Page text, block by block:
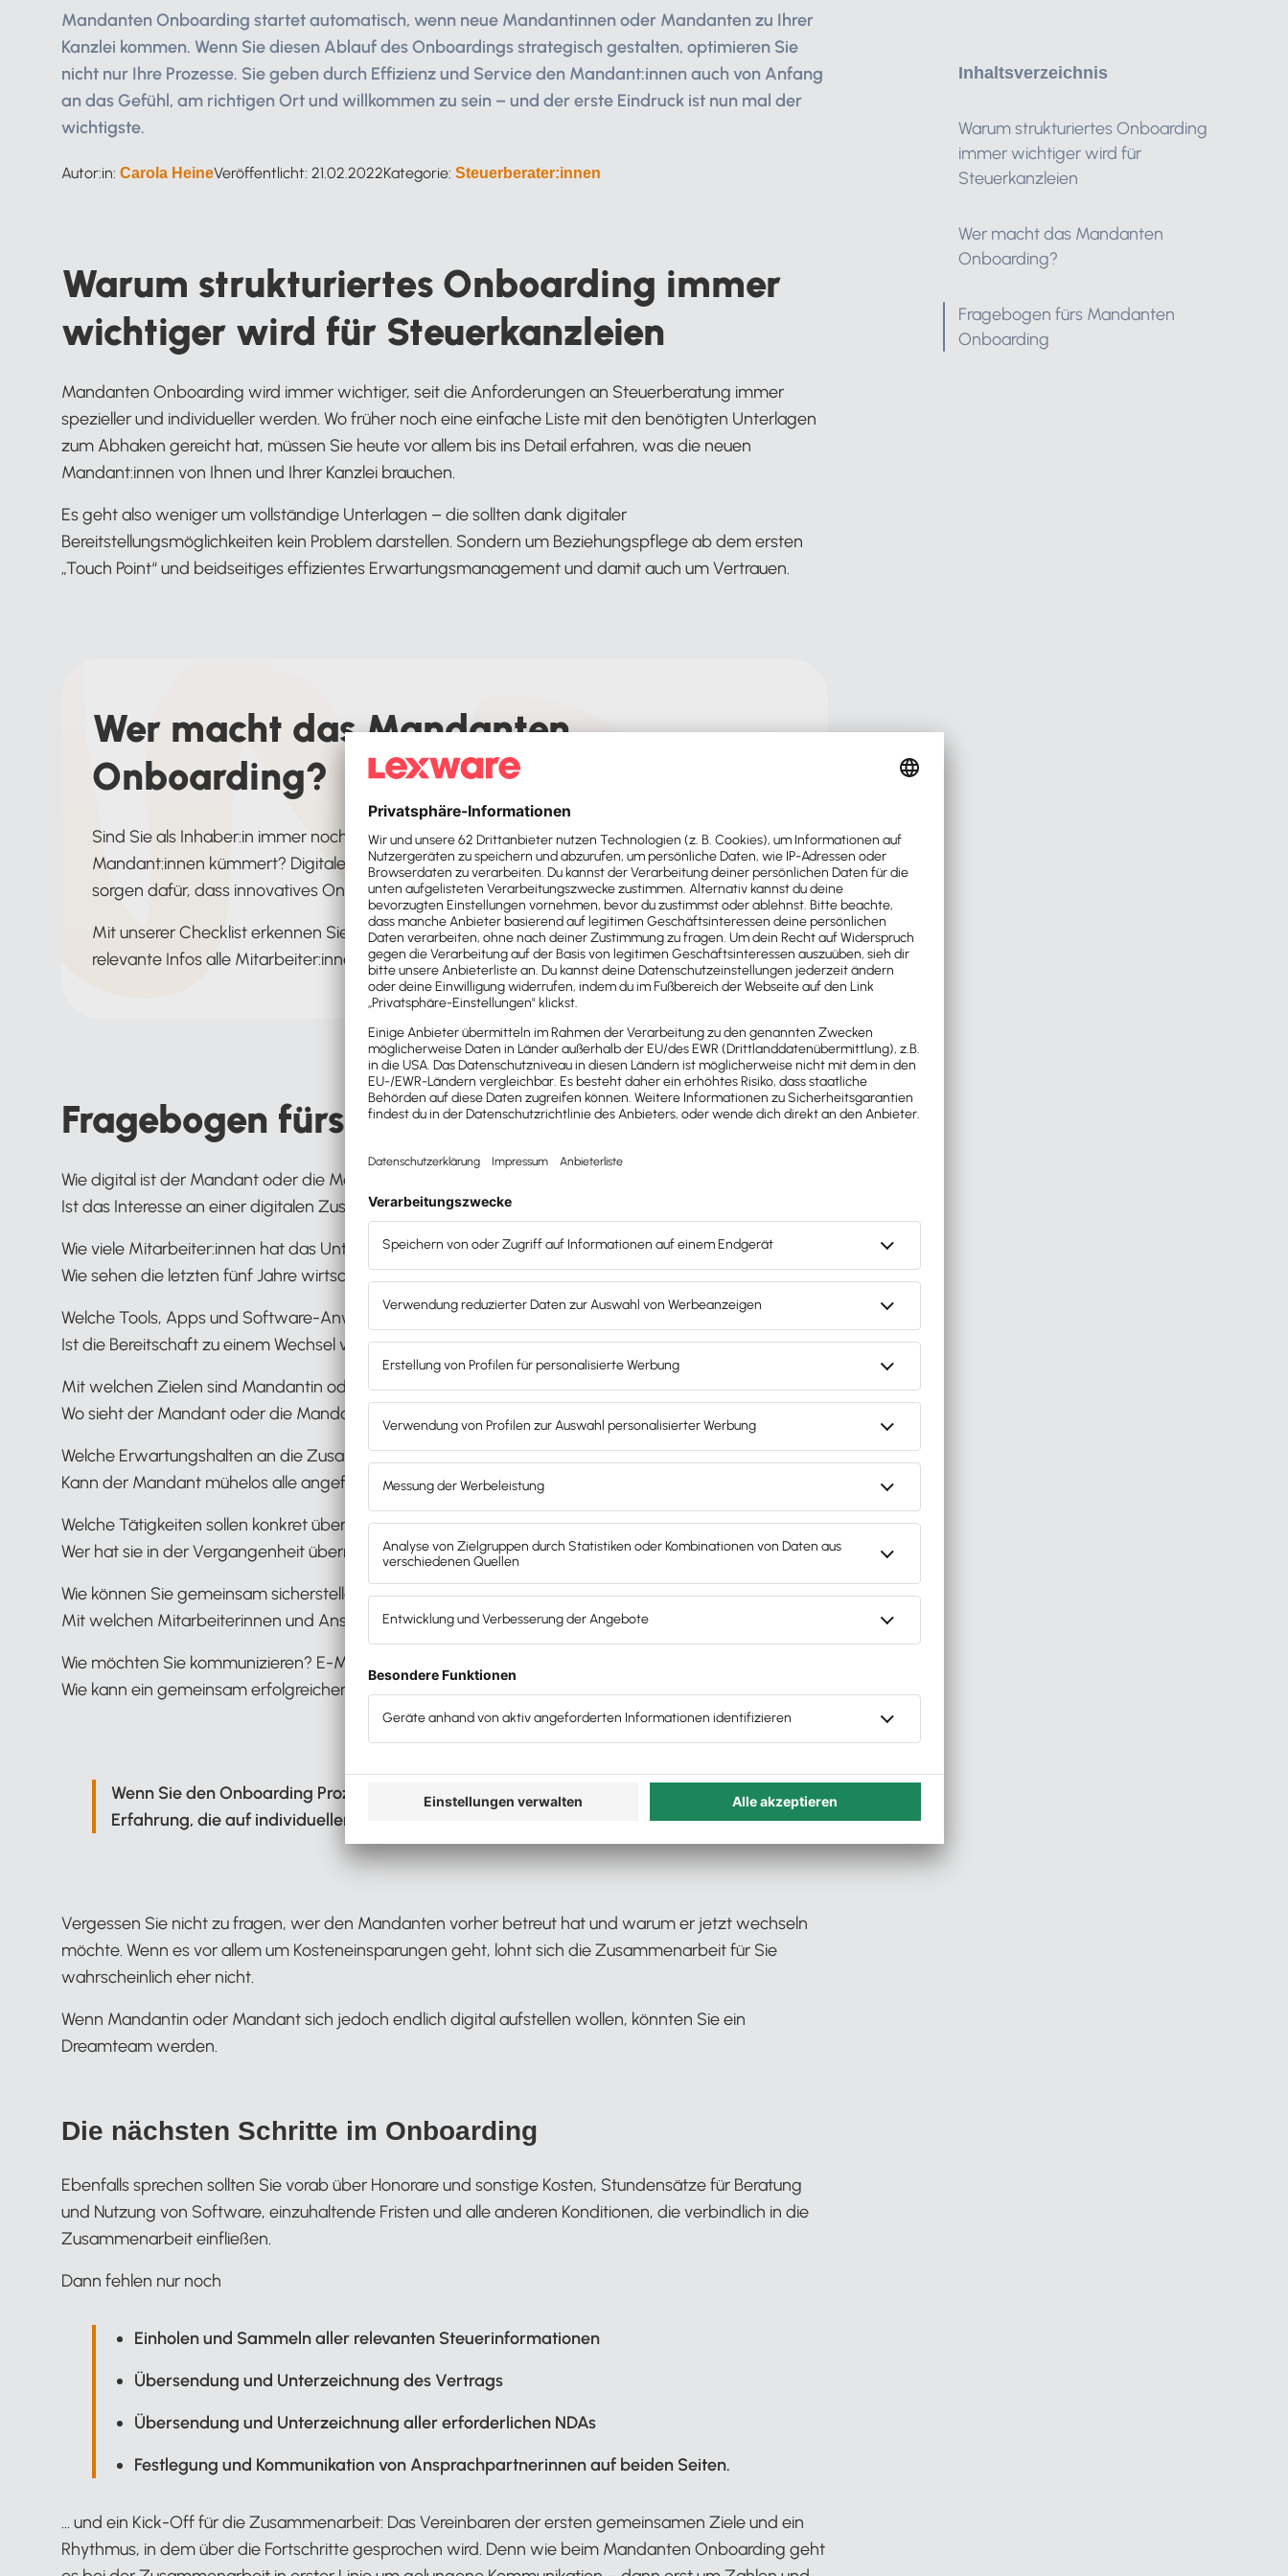
Inhaltsverzeichnis
Warum strukturiertes Onboarding
immer wichtiger wird für
Steuerkanzleien
Wer macht das Mandanten
Onboarding?
Fragebogen fürs Mandanten
Onboarding
Mandanten Onboarding startet automatisch, wenn neue Mandantinnen oder Mandanten zu Ihrer
Kanzlei kommen. Wenn Sie diesen Ablauf des Onboardings strategisch gestalten, optimieren Sie
nicht nur Ihre Prozesse. Sie geben durch Effizienz und Service den Mandant:innen auch von Anfang
an das Gefühl, am richtigen Ort und willkommen zu sein – und der erste Eindruck ist nun mal der
wichtigste.
Autor:in: Carola HeineVeröffentlicht: 21.02.2022Kategorie: Steuerberater:innen
Warum strukturiertes Onboarding immer
wichtiger wird für Steuerkanzleien
Mandanten Onboarding wird immer wichtiger, seit die Anforderungen an Steuerberatung immer
spezieller und individueller werden. Wo früher noch eine einfache Liste mit den benötigten Unterlagen
zum Abhaken gereicht hat, müssen Sie heute vor allem bis ins Detail erfahren, was die neuen
Mandant:innen von Ihnen und Ihrer Kanzlei brauchen.
Es geht also weniger um vollständige Unterlagen – die sollten dank digitaler
Bereitstellungsmöglichkeiten kein Problem darstellen. Sondern um Beziehungspflege ab dem ersten
„Touch Point“ und beidseitiges effizientes Erwartungsmanagement und damit auch um Vertrauen.
Wer macht das Mandanten
Onboarding?
Sind Sie als Inhaber:in immer noch die einzige Person, die sich in der Onboarding-Phase um
Mandant:innen kümmert? Digitale Möglichkeiten und effiziente Prozesse auf beiden Seiten
sorgen dafür, dass innovatives Onboarding auch anders aussehen kann.
Mit unserer Checklist erkennen Sie Herausforderungen frühzeitig und sorgen dafür, dass
relevante Infos alle Mitarbeiter:innen Ihrer Kanzlei zuverlässig erreichen.
Fragebogen fürs Mandanten Onboarding
Wie digital ist der Mandant oder die Mandantin bereits aufgestellt?
Ist das Interesse an einer digitalen Zusammenarbeit und Abwicklung gegeben?
Wie viele Mitarbeiter:innen hat das Unternehmen?
Wie sehen die letzten fünf Jahre wirtschaftlich aus?
Welche Tools, Apps und Software-Anwendungen setzt der Mandant ein?`
Ist die Bereitschaft zu einem Wechsel vorhanden, falls sich dieser nötig erweist?
Mit welchen Zielen sind Mandantin oder Mandant zu Ihnen gekommen?
Wo sieht der Mandant oder die Mandantin die größten Herausforderungen?
Welche Erwartungshalten an die Zusammenarbeit müssen abgeglichen werden?
Kann der Mandant mühelos alle angefragten Unterlagen bereitstellen?
Welche Tätigkeiten sollen konkret übernommen werden?
Wer hat sie in der Vergangenheit übernommen?
Wie können Sie gemeinsam sicherstellen, alle relevanten Informationen zu erhalten?
Mit welchen Mitarbeiterinnen und Ansprechpartnern werden Sie arbeiten?
Wie möchten Sie kommunizieren? E-Mail, Telefon, Videoanrufe, Slack?
Wie kann ein gemeinsam erfolgreicher Projekt- und Zeitplan aussehen?
Wenn Sie den Onboarding Prozess personalisieren, bieten Sie Ihren Mandant:innen eine
Erfahrung, die auf individuellen Wünschen und Bedarf basiert.
Vergessen Sie nicht zu fragen, wer den Mandanten vorher betreut hat und warum er jetzt wechseln
möchte. Wenn es vor allem um Kosteneinsparungen geht, lohnt sich die Zusammenarbeit für Sie
wahrscheinlich eher nicht.
Wenn Mandantin oder Mandant sich jedoch endlich digital aufstellen wollen, könnten Sie ein
Dreamteam werden.
Die nächsten Schritte im Onboarding
Ebenfalls sprechen sollten Sie vorab über Honorare und sonstige Kosten, Stundensätze für Beratung
und Nutzung von Software, einzuhaltende Fristen und alle anderen Konditionen, die verbindlich in die
Zusammenarbeit einfließen.
Dann fehlen nur noch
Einholen und Sammeln aller relevanten Steuerinformationen
Übersendung und Unterzeichnung des Vertrags
Übersendung und Unterzeichnung aller erforderlichen NDAs
Festlegung und Kommunikation von Ansprachpartnerinnen auf beiden Seiten.
… und ein Kick-Off für die Zusammenarbeit: Das Vereinbaren der ersten gemeinsamen Ziele und ein
Rhythmus, in dem über die Fortschritte gesprochen wird. Denn wie beim Mandanten Onboarding geht